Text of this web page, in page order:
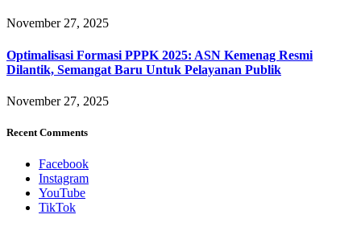
November 27, 2025
Optimalisasi Formasi PPPK 2025: ASN Kemenag Resmi
Dilantik, Semangat Baru Untuk Pelayanan Publik
November 27, 2025
Recent Comments
Facebook
Instagram
YouTube
TikTok